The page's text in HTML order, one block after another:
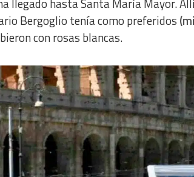
Bergoglio tenía como preferidos
con rosas blancas.